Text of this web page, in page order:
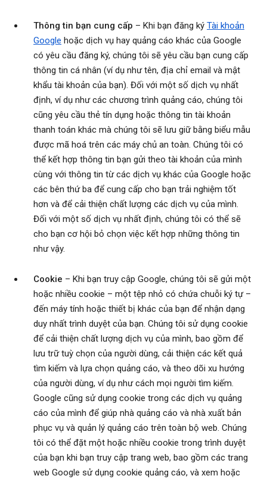
Thông tin bạn cung cấp – Khi bạn đăng ký Tài khoản
Google hoặc dịch vụ hay quảng cáo khác của Google
có yêu cầu đăng ký, chúng tôi sẽ yêu cầu bạn cung cấp
thông tin cá nhân (ví dụ như tên, địa chỉ email và mật
khẩu tài khoản của bạn). Đối với một số dịch vụ nhất
định, ví dụ như các chương trình quảng cáo, chúng tôi
cũng yêu cầu thẻ tín dụng hoặc thông tin tài khoản
thanh toán khác mà chúng tôi sẽ lưu giữ bằng biểu mẫu
được mã hoá trên các máy chủ an toàn. Chúng tôi có
thể kết hợp thông tin bạn gửi theo tài khoản của mình
cùng với thông tin từ các dịch vụ khác của Google hoặc
các bên thứ ba để cung cấp cho bạn trải nghiệm tốt
hơn và để cải thiện chất lượng các dịch vụ của mình.
Đối với một số dịch vụ nhất định, chúng tôi có thể sẽ
cho bạn cơ hội bỏ chọn việc kết hợp những thông tin
như vậy.
Cookie – Khi bạn truy cập Google, chúng tôi sẽ gửi một
hoặc nhiều cookie – một tệp nhỏ có chứa chuỗi ký tự –
đến máy tính hoặc thiết bị khác của bạn để nhận dạng
duy nhất trình duyệt của bạn. Chúng tôi sử dụng cookie
để cải thiện chất lượng dịch vụ của mình, bao gồm để
lưu trữ tuỳ chọn của người dùng, cải thiện các kết quả
tìm kiếm và lựa chọn quảng cáo, và theo dõi xu hướng
của người dùng, ví dụ như cách mọi người tìm kiếm.
Google cũng sử dụng cookie trong các dịch vụ quảng
cáo của mình để giúp nhà quảng cáo và nhà xuất bản
phục vụ và quản lý quảng cáo trên toàn bộ web. Chúng
tôi có thể đặt một hoặc nhiều cookie trong trình duyệt
của bạn khi bạn truy cập trang web, bao gồm các trang
web Google sử dụng cookie quảng cáo, và xem hoặc